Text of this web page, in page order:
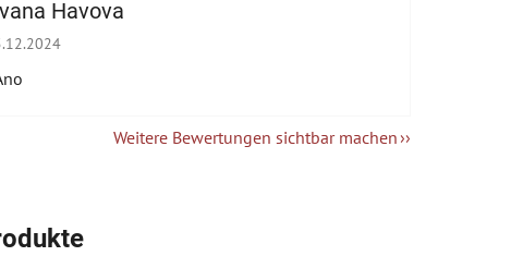
Havova
Shop-Bewertung beträgt 5 von 5 Sternen.
Weitere Bewertungen sichtbar machen